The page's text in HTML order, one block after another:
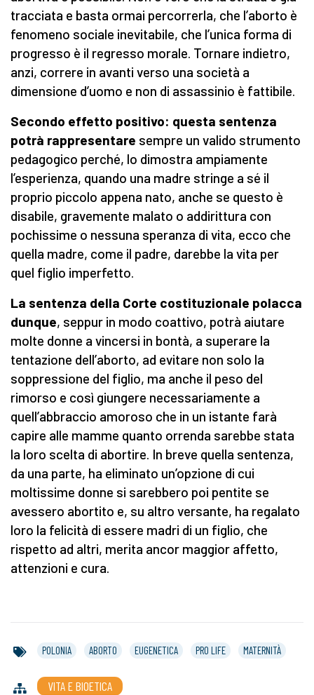
tracciata e basta ormai percorrerla, che l’aborto è
fenomeno sociale inevitabile, che l’unica forma di
progresso è il regresso morale. Tornare indietro,
anzi, correre in avanti verso una società a
dimensione d’uomo e non di assassinio è fattibile.
Secondo effetto positivo: questa sentenza
potrà rappresentare sempre un valido strumento
pedagogico perché, lo dimostra ampiamente
l’esperienza, quando una madre stringe a sé il
proprio piccolo appena nato, anche se questo è
disabile, gravemente malato o addirittura con
pochissime o nessuna speranza di vita, ecco che
quella madre, come il padre, darebbe la vita per
quel figlio imperfetto.
La sentenza della Corte costituzionale polacca
dunque, seppur in modo coattivo, potrà aiutare
molte donne a vincersi in bontà, a superare la
tentazione dell’aborto, ad evitare non solo la
soppressione del figlio, ma anche il peso del
rimorso e così giungere necessariamente a
quell’abbraccio amoroso che in un istante farà
capire alle mamme quanto orrenda sarebbe stata
la loro scelta di abortire. In breve quella sentenza,
da una parte, ha eliminato un’opzione di cui
moltissime donne si sarebbero poi pentite se
avessero abortito e, su altro versante, ha regalato
loro la felicità di essere madri di un figlio, che
rispetto ad altri, merita ancor maggior affetto,
attenzioni e cura.
POLONIA ABORTO EUGENETICA PRO LIFE MATERNITÀ
VITA E BIOETICA